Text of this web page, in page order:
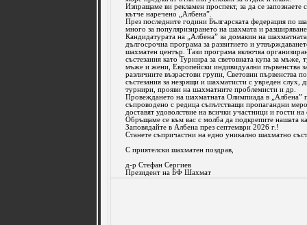
Изпращаме ви рекламен проспект, за да се запознаете
кътче наречено „Албена”.
През последните години Българската федерация по
много за популяризирането на шахмата и
Кандидатурата на „Албена” за домакин на
дългосрочна програма за развитието и
шахматен център. Тази програма включва
състезания като Турнира за световната купа за мъже,
мъже и жени, Европейски индивидуални първенства
различните възрастови групи, Световни първенства
състезания за незрящи и шахматисти с увреден слух,
турнири, прояви на шахматните проблемисти и др.
Провеждането на шахматната Олимпиада в „Албена”
съпроводено с редица съпътстващи пропагандни
доставят удоволствие на всички участници и гости
Обръщаме се към вас с молба да подкрепите нашата
Заповядайте в Албена през септември 2026 г.!
Станете съпричастни на едно уникално шахматно
С приятелски шахматен поздрав,
д-р Стефан Сергиев
Президент на БФ Шахмат